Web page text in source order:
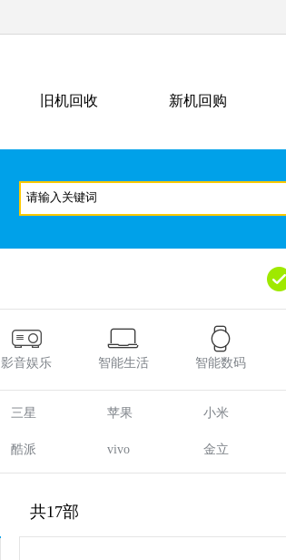
旧机回收 新机回购
影音娱乐 智能生活 智能数码
三星 苹果 小米
酷派 vivo 金立
共17部